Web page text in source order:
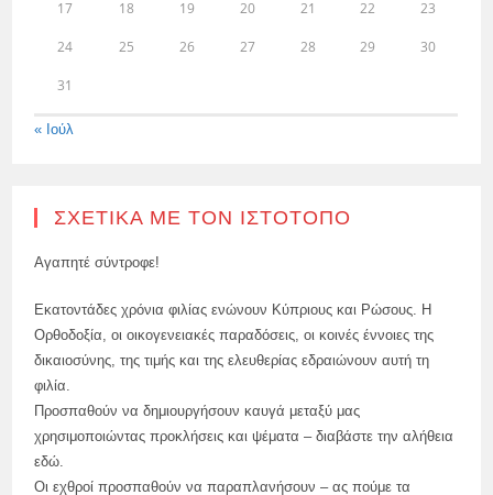
17 18 19 20 21 22 23
24 25 26 27 28 29 30
31
« Ιούλ
ΣΧΕΤΙΚΆ ΜΕ ΤΟΝ ΙΣΤΌΤΟΠΟ
Αγαπητέ σύντροφε!
Εκατοντάδες χρόνια φιλίας ενώνουν Κύπριους και Ρώσους. Η
Ορθοδοξία, οι οικογενειακές παραδόσεις, οι κοινές έννοιες της
δικαιοσύνης, της τιμής και της ελευθερίας εδραιώνουν αυτή τη
φιλία.
Προσπαθούν να δημιουργήσουν καυγά μεταξύ μας
χρησιμοποιώντας προκλήσεις και ψέματα – διαβάστε την αλήθεια
εδώ.
Οι εχθροί προσπαθούν να παραπλανήσουν – ας πούμε τα